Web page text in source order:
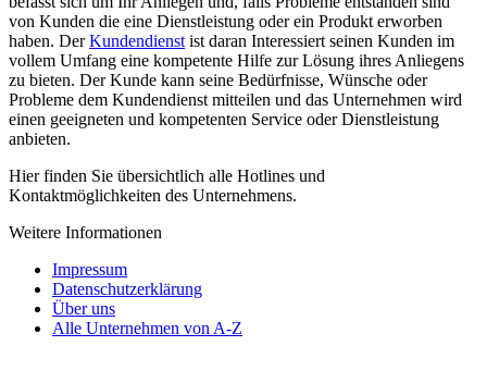
von Kunden die eine Dienstleistung oder ein Produkt erworben
haben. DerKundendienst ist daran Interessiert seinen Kunden im
vollem Umfang eine kompetente Hilfe zur Lösung ihres Anliegens
zu bieten. Der Kunde kann seine Bedürfnisse, Wünsche oder
Probleme dem Kundendienst mitteilen und das Unternehmen wird
einen geeigneten und kompetenten Service oder Dienstleistung
anbieten.
Hier finden Sie übersichtlich alle Hotlines und
Kontaktmöglichkeiten des Unternehmens.
Weitere Informationen
Impressum
Datenschutzerklärung
Über uns
Alle Unternehmen von A-Z